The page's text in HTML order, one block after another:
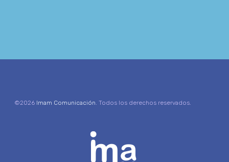
©2026 Imam Comunicación. Todos los derechos reservados.